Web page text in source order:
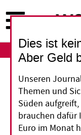
zum
Inhalt
Dies ist
Aber Geld
Unseren
Themen und
Süden
brauchen dafür
Euro im Monat